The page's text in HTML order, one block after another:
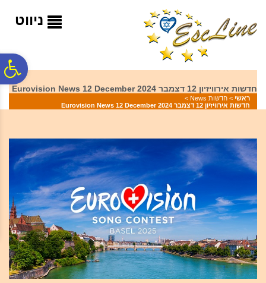
המרכזי
ניווט
חדשות אירוויזיון 12 דצמבר 2024 Eurovision News 12 December
ראשי > חדשות News
>
חדשות אירוויזיון 12 דצמבר 2024 Eurovision News 12 December